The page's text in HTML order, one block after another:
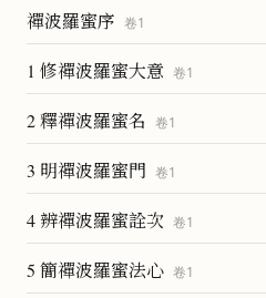
禪波羅蜜序 卷1
1 修禪波羅蜜大意 卷1
2 釋禪波羅蜜名 卷1
3 明禪波羅蜜門 卷1
4 辨禪波羅蜜詮次 卷1
5 簡禪波羅蜜法心 卷1